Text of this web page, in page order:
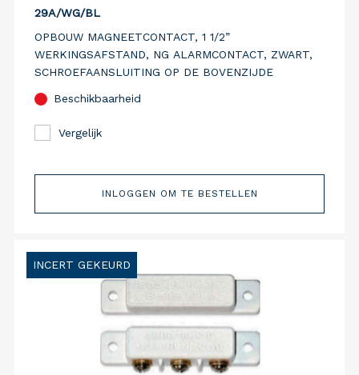
29A/WG/BL
OPBOUW MAGNEETCONTACT, 1 1/2”
WERKINGSAFSTAND, NG ALARMCONTACT, ZWART,
SCHROEFAANSLUITING OP DE BOVENZIJDE
Beschikbaarheid
Vergelijk
INLOGGEN OM TE BESTELLEN
INCERT GEKEURD